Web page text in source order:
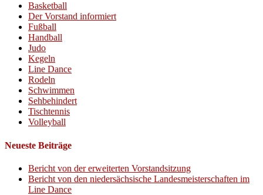
Basketball
Der Vorstand informiert
Fußball
Handball
Judo
Kegeln
Line Dance
Rodeln
Schwimmen
Sehbehindert
Tischtennis
Volleyball
Neueste Beiträge
Bericht von der erweiterten Vorstandsitzung
Bericht von den niedersächsische Landesmeisterschaften im
Line Dance